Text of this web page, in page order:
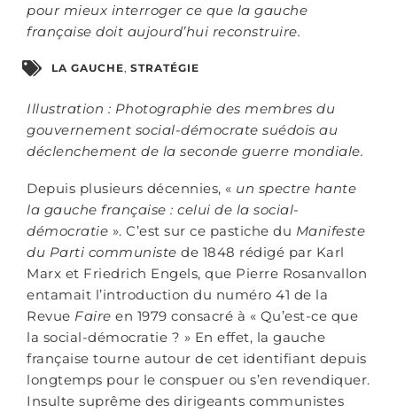
pour mieux interroger ce que la gauche
française doit aujourd’hui reconstruire.
LA GAUCHE, STRATÉGIE
Illustration : Photographie des membres du
gouvernement social-démocrate suédois au
déclenchement de la seconde guerre mondiale.
Depuis plusieurs décennies, « un spectre hante
la gauche française : celui de la social-
démocratie ». C’est sur ce pastiche du Manifeste
du Parti communiste de 1848 rédigé par Karl
Marx et Friedrich Engels, que Pierre Rosanvallon
entamait l’introduction du numéro 41 de la
Revue Faire en 1979 consacré à « Qu’est-ce que
la social-démocratie ? » En effet, la gauche
française tourne autour de cet identifiant depuis
longtemps pour le conspuer ou s’en revendiquer.
Insulte suprême des dirigeants communistes